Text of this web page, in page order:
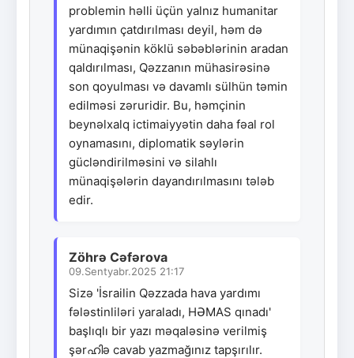
problemin həlli üçün yalnız humanitar
yardımın çatdırılması deyil, həm də
münaqişənin köklü səbəblərinin aradan
qaldırılması, Qəzzanın mühasirəsinə
son qoyulması və davamlı sülhün təmin
edilməsi zəruridir. Bu, həmçinin
beynəlxalq ictimaiyyətin daha fəal rol
oynamasını, diplomatik səylərin
gücləndirilməsini və silahlı
münaqişələrin dayandırılmasını tələb
edir.
Zöhrə Cəfərova
09.Sentyabr.2025 21:17
Sizə 'İsrailin Qəzzada hava yardımı
fələstinliləri yaraladı, HƏMAS qınadı'
başlıqlı bir yazı məqaləsinə verilmiş
şərഹിə cavab yazmağınız tapşırılır.